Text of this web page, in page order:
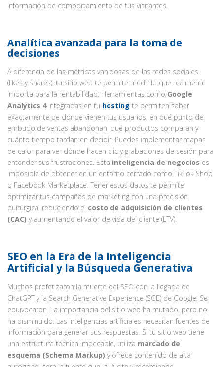
información de comportamiento de tus visitantes.
Analítica avanzada para la toma de
decisiones
A diferencia de las métricas vanidosas de las redes sociales
(likes y shares), tu sitio web te permite medir lo que realmente
importa para la rentabilidad. Herramientas como Google
Analytics 4integradas en tu hosting te permiten saber
exactamente de dónde vienen tus usuarios, en qué punto del
embudo de ventas abandonan, qué productos comparan y
cuánto tiempo tardan en decidir. Puedes implementar mapas
de calor para ver dónde hacen clic y grabaciones de sesión para
entender sus frustraciones. Esta inteligencia de negocios es
imposible de obtener en un entorno cerrado como TikTok Shop
o Facebook Marketplace. Tener estos datos te permite
optimizar tus campañas de marketing con una precisión
quirúrgica, reduciendo el costo de adquisición de clientes
(CAC) y aumentando el valor de vida del cliente (LTV).
SEO en la Era de la Inteligencia
Artificial y la Búsqueda Generativa
Muchos profetizaron la muerte del SEO con la llegada de
ChatGPT y la Search Generative Experience (SGE) de Google. Se
equivocaron. La importancia del sitio web ha mutado, pero no
ha disminuido. Las inteligencias artificiales necesitan fuentes de
información para generar sus respuestas. Si tu sitio web tiene
una estructura técnica impecable, utiliza marcado de
esquema (Schema Markup) y ofrece contenido de alta